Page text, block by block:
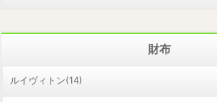
財布
ルイヴィトン(14)